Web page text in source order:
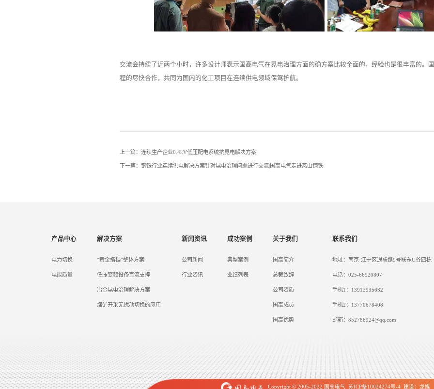
交流会持续了近两个小时，许多设计师表示国高电气在晃电治理方面的确方案比较全面的，经验也是很丰富的。
程的尽快合作，共同为国内的化工项目在连续供电领域保驾护航。
上一篇：连续生产企业0.4kV低压配电系统抗晃电解决方案
下一篇：钢铁行业连续供电解决方案针对晃电治理问题进行交流|国高电气走进燕山钢铁
产品中心
电力切换
电能质量
解决方案
“黄金搭档”整体方案
低压变频设备直流支撑
冶金晃电治理解决方案
煤矿开采无扰动切换的应用
新闻资讯
公司新闻
行业资讯
成功案例
典型案例
业绩列表
关于我们
国高简介
总裁致辞
公司资质
国高成员
国高优势
联系我们
地址：南京·江宁区通联路9号联东U谷四栋
电话：025-66920807
手机1：13913935632
手机2：13770678408
邮箱：852786924@qq.com
Copyright © 2005-2022 国高电气 苏ICP备10024274号-4 建设 ： 龙媒